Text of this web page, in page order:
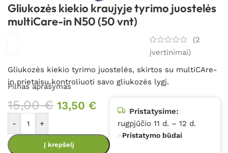
Gliukozės kiekio kraujyje tyrimo juostelės
multiCare-in N50 (50 vnt)
(2
įvertinimai)
Gliukozės kiekio tyrimo juostelės, skirtos su multiCAre-
in prietaisu kontroliuoti savo gliukozės lygį.
Pilnas aprašymas
15,00€ 13,50 €
- +
Į krepšelį
Pristatysime:
rugpjūčio 11 d. – 12 d.
Pristatymo būdai